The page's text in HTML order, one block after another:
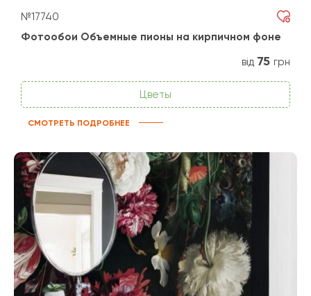
№17740
Фотообои Объемные пионы на кирпичном фоне
від 75 грн
Цветы
СМОТРЕТЬ ПОДРОБНЕЕ